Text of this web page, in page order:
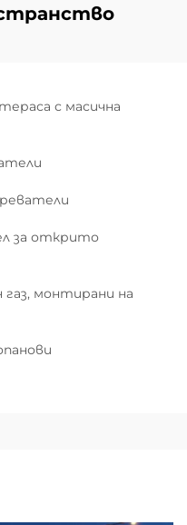
с масична
за открито
газ, монтирани на